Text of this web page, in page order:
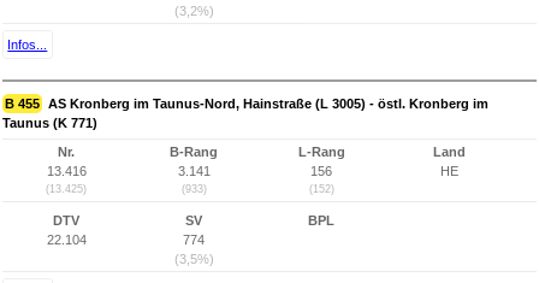
(3,2%)
Infos...
B 455 AS Kronberg im Taunus-Nord, Hainstraße (L 3005) - östl. Kronberg im
Taunus (K 771)
Nr.
13.416
(13.425)
B-Rang
3.141
(933)
L-Rang
156
(152)
Land
HE
DTV
22.104
SV
774
(3,5%)
BPL